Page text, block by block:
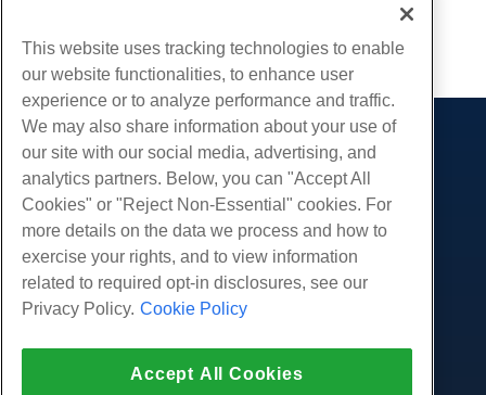
Des produits
Hébergement Web
Hébergement professionnel
Revendeur Hébergeur
Revendeur en marque blanche
Géré Linux VPS
Windows gérés VPS
Windows non géré VPS
Prestations de service
Migrations de sites Web
Communauté
Documentation produit
Tutoriels
Compagnie
À propos de nous
Centres de données
Politique de confidentialité
This website uses tracking technologies to enable
our website functionalities, to enhance user
experience or to analyze performance and traffic.
We may also share information about your use of
our site with our social media, advertising, and
analytics partners. Below, you can "Accept All
Cookies" or "Reject Non-Essential" cookies. For
more details on the data we process and how to
exercise your rights, and to view information
related to required opt-in disclosures, see our
Privacy Policy. Cookie Policy
Accept All Cookies